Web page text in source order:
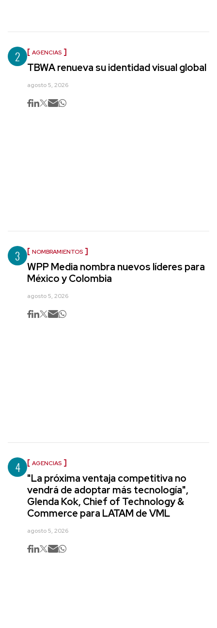
2 AGENCIAS
TBWA renueva su identidad visual global
agosto 5, 2026
3 NOMBRAMIENTOS
WPP Media nombra nuevos líderes para
México y Colombia
agosto 5, 2026
4 AGENCIAS
"La próxima ventaja competitiva no
vendrá de adoptar más tecnología",
Glenda Kok, Chief of Technology &
Commerce para LATAM de VML
agosto 5, 2026